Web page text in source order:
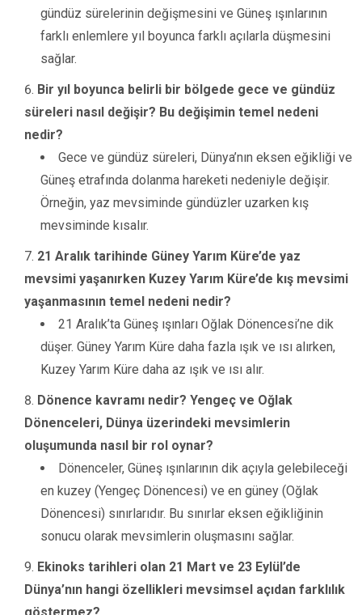
gündüz sürelerinin değişmesini ve Güneş ışınlarının
farklı enlemlere yıl boyunca farklı açılarla düşmesini
sağlar.
Bir yıl boyunca belirli bir bölgede gece ve gündüz
süreleri nasıl değişir? Bu değişimin temel nedeni
nedir?
Gece ve gündüz süreleri, Dünya’nın eksen eğikliği ve
Güneş etrafında dolanma hareketi nedeniyle değişir.
Örneğin, yaz mevsiminde gündüzler uzarken kış
mevsiminde kısalır.
21 Aralık tarihinde Güney Yarım Küre’de yaz
mevsimi yaşanırken Kuzey Yarım Küre’de kış mevsimi
yaşanmasının temel nedeni nedir?
21 Aralık’ta Güneş ışınları Oğlak Dönencesi’ne dik
düşer. Güney Yarım Küre daha fazla ışık ve ısı alırken,
Kuzey Yarım Küre daha az ışık ve ısı alır.
Dönence kavramı nedir? Yengeç ve Oğlak
Dönenceleri, Dünya üzerindeki mevsimlerin
oluşumunda nasıl bir rol oynar?
Dönenceler, Güneş ışınlarının dik açıyla gelebileceği
en kuzey (Yengeç Dönencesi) ve en güney (Oğlak
Dönencesi) sınırlarıdır. Bu sınırlar eksen eğikliğinin
sonucu olarak mevsimlerin oluşmasını sağlar.
Ekinoks tarihleri olan 21 Mart ve 23 Eylül’de
Dünya’nın hangi özellikleri mevsimsel açıdan farklılık